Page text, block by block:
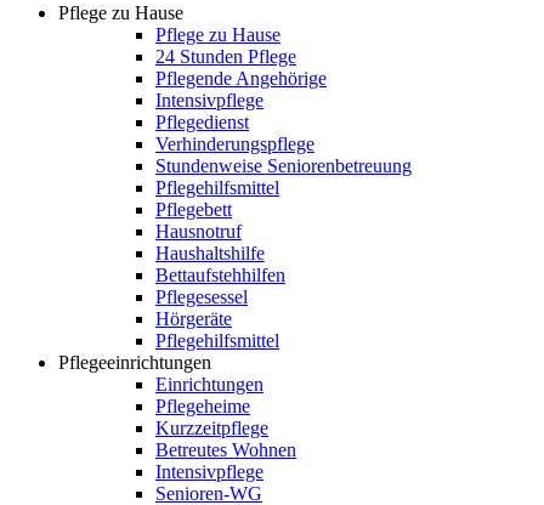
Pflege zu Hause
Pflege zu Hause
24 Stunden Pflege
Pflegende Angehörige
Intensivpflege
Pflegedienst
Verhinderungspflege
Stundenweise Seniorenbetreuung
Pflegehilfsmittel
Pflegebett
Hausnotruf
Haushaltshilfe
Bettaufstehhilfen
Pflegesessel
Hörgeräte
Pflegehilfsmittel
Pflegeeinrichtungen
Einrichtungen
Pflegeheime
Kurzzeitpflege
Betreutes Wohnen
Intensivpflege
Senioren-WG